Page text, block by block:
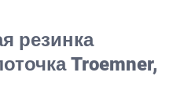
резинка
Troemner,